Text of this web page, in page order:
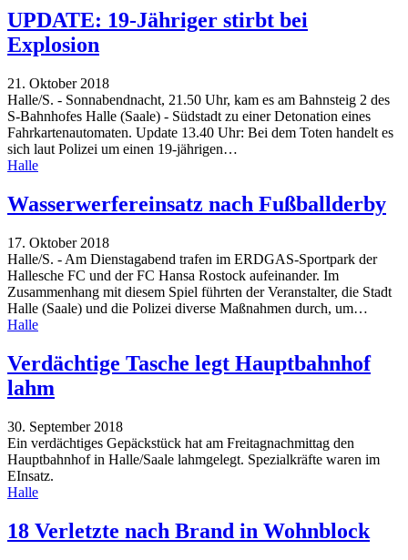
UPDATE: 19-Jähriger stirbt bei
Explosion
21. Oktober 2018
Halle/S. - Sonnabendnacht, 21.50 Uhr, kam es am Bahnsteig 2 des
S-Bahnhofes Halle (Saale) - Südstadt zu einer Detonation eines
Fahrkartenautomaten. Update 13.40 Uhr: Bei dem Toten handelt es
sich laut Polizei um einen 19-jährigen…
Halle
Wasserwerfereinsatz nach Fußballderby
17. Oktober 2018
Halle/S. - Am Dienstagabend trafen im ERDGAS-Sportpark der
Hallesche FC und der FC Hansa Rostock aufeinander. Im
Zusammenhang mit diesem Spiel führten der Veranstalter, die Stadt
Halle (Saale) und die Polizei diverse Maßnahmen durch, um…
Halle
Verdächtige Tasche legt Hauptbahnhof
lahm
30. September 2018
Ein verdächtiges Gepäckstück hat am Freitagnachmittag den
Hauptbahnhof in Halle/Saale lahmgelegt. Spezialkräfte waren im
EInsatz.
Halle
18 Verletzte nach Brand in Wohnblock